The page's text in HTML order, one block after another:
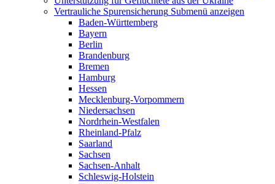
Vertrauliche Spurensicherung Submenü anzeigen
Baden-Württemberg
Bayern
Berlin
Brandenburg
Bremen
Hamburg
Hessen
Mecklenburg-Vorpommern
Niedersachsen
Nordrhein-Westfalen
Rheinland-Pfalz
Saarland
Sachsen
Sachsen-Anhalt
Schleswig-Holstein